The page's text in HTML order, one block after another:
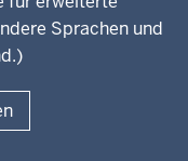
Sprachen und